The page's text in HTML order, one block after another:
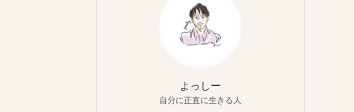
よっしー
自分に正直に生きる人